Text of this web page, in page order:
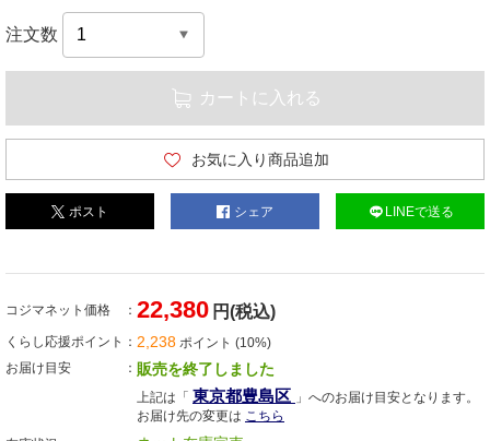
注文数
カートに入れる
お気に入り商品追加
ポスト シェア LINEで送る
コジマネット価格 22,380 円(税込)
くらし応援ポイント 2,238 ポイント (10%)
お届け目安
販売を終了しました
上記は「 東京都豊島区 」へのお届け目安となります。
お届け先の変更は こちら